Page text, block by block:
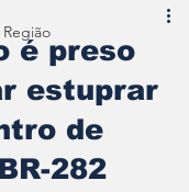
é preso
estuprar
de
282